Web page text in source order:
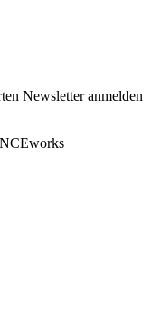
Newsletter anmelden